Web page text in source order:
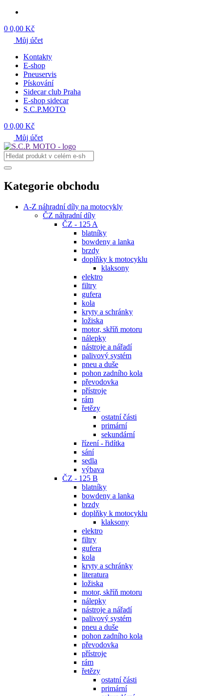
0 0,00 Kč
Můj účet
Kontakty
E-shop
Pneuservis
Pískování
Sidecar club Praha
E-shop sidecar
S.C.P.MOTO
0 0,00 Kč
Můj účet
Kategorie obchodu
A-Z náhradní díly na motocykly
ČZ náhradní díly
ČZ - 125 A
blatníky
bowdeny a lanka
brzdy
doplňky k motocyklu
klaksony
elektro
filtry
gufera
kola
kryty a schránky
ložiska
motor, skříň motoru
nálepky
nástroje a nářadí
palivový systém
pneu a duše
pohon zadního kola
převodovka
přístroje
rám
řetězy
ostatní části
primární
sekundární
řízení - řidítka
sání
sedla
výbava
ČZ - 125 B
blatníky
bowdeny a lanka
brzdy
doplňky k motocyklu
klaksony
elektro
filtry
gufera
kola
kryty a schránky
literatura
ložiska
motor, skříň motoru
nálepky
nástroje a nářadí
palivový systém
pneu a duše
pohon zadního kola
převodovka
přístroje
rám
řetězy
ostatní části
primární